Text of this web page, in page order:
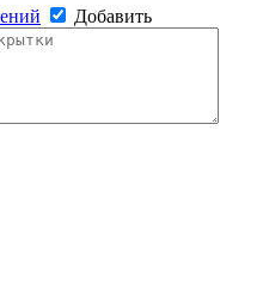
Добавить